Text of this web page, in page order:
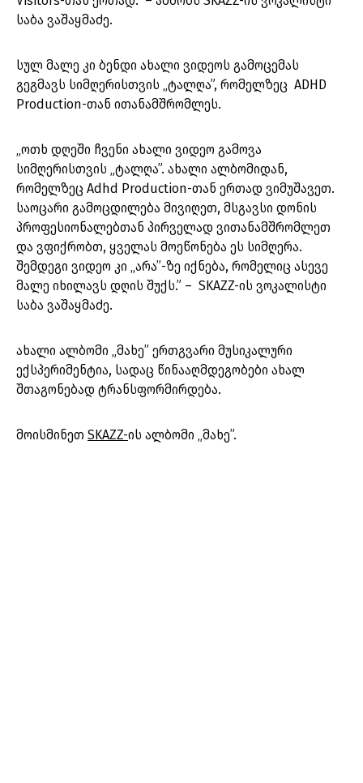
საბა ვაშაყმაძე.
სულ მალე კი ბენდი ახალი ვიდეოს გამოცემას
გეგმავს სიმღერისთვის „ტალღა”, რომელზეც ADHD
Production-თან ითანამშრომლეს.
„ოთხ დღეში ჩვენი ახალი ვიდეო გამოვა
სიმღერისთვის „ტალღა”. ახალი ალბომიდან,
რომელზეც Adhd Production-თან ერთად ვიმუშავეთ.
საოცარი გამოცდილება მივიღეთ, მსგავსი დონის
პროფესიონალებთან პირველად ვითანამშრომლეთ
და ვფიქრობთ, ყველას მოეწონება ეს სიმღერა.
შემდეგი ვიდეო კი „არა”-ზე იქნება, რომელიც ასევე
მალე იხილავს დღის შუქს.” – SKAZZ-ის ვოკალისტი
საბა ვაშაყმაძე.
ახალი ალბომი „მახე” ერთგვარი მუსიკალური
ექსპერიმენტია, სადაც წინააღმდეგობები ახალ
შთაგონებად ტრანსფორმირდება.
მოისმინეთ SKAZZ-ის ალბომი „მახე”.